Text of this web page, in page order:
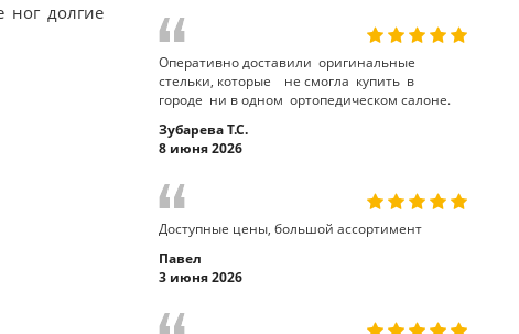
ног долгие
Оперативно доставили оригинальные
стельки, которые не смогла купить в
городе ни в одном ортопедическом салоне.
Зубарева Т.С.
8 июня 2026
Доступные цены, большой ассортимент
Павел
3 июня 2026